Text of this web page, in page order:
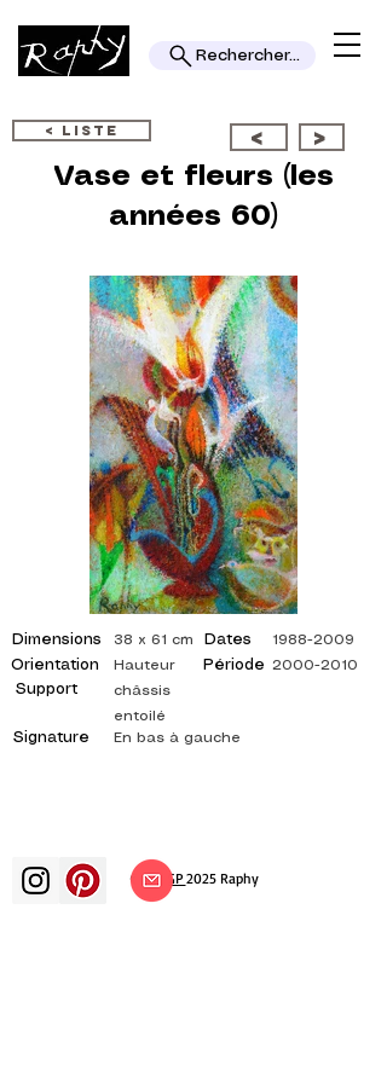
Rechercher...
< LISTE < >
Vase et fleurs (les
années 60)
Dimensions
Orientation
Support
Signature
38 x 61 cm
Dates
Période
Hauteur
châssis
entoilé
En bas à gauche
1988-2009
2000-2010
© ADAGP 2025 Raphy